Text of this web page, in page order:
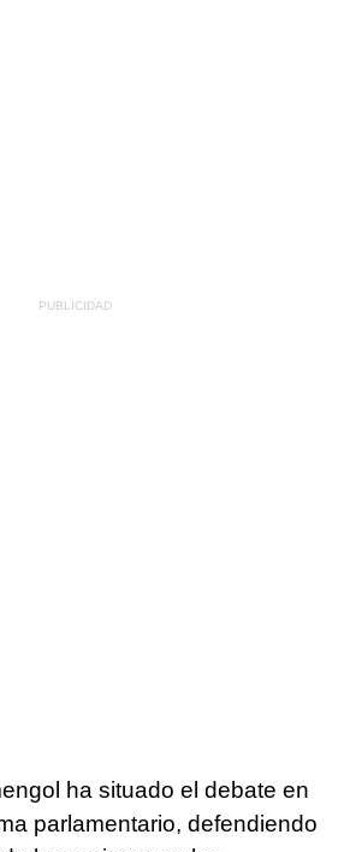
ha situado el debate en
parlamentario, defendiendo